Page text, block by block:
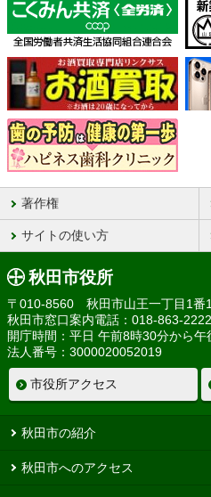
著作権
サイトの使い方
秋田市役所
〒010-8560 秋田市山王一丁目1番
秋田市窓口案内電話：018-863-
開庁時間：平日 午前8時30分から午
法人番号：3000020052019
市役所アクセス
秋田市の紹介
秋田市へのアクセス